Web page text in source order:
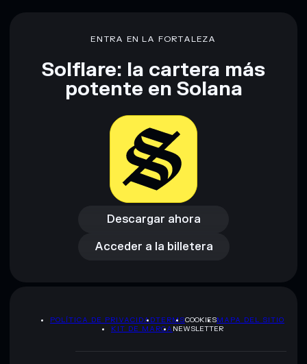
financiero. Investiga siempre por tu cuenta. Datos
ENTRA EN LA FORTALEZA
Solflare: la cartera más
potente en Solana
Descargar ahora
Descargar ahora
Acceder a la billetera
Acceder a la billetera
POLÍTICA DE PRIVACIDADTERMSCOOKIESMAPA DEL SITIO
KIT DE MARCA NEWSLETTER